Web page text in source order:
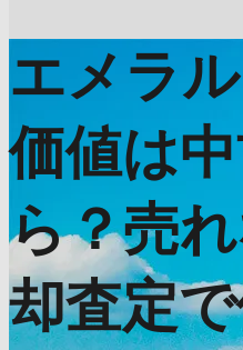
エメラ
価値は
ら？売
却査定